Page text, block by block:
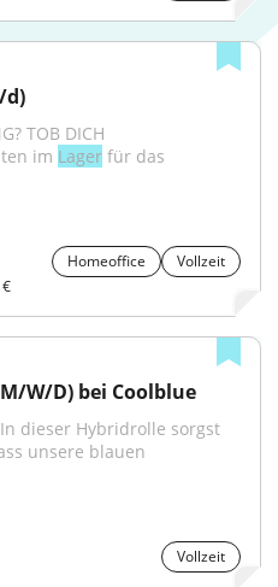
d)
TOB DICH
im Lager für das
Homeoffice
Vollzeit
W/D) bei Coolblue
dieser Hybridrolle sorgst
unsere blauen
Vollzeit